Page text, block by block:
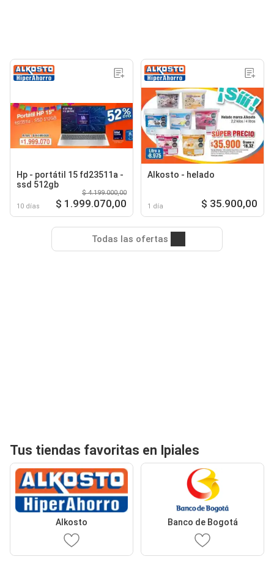
Hp - portátil 15 fd23511a -
ssd 512gb
10 días
$ 4.199.000,00
$ 1.999.070,00
Alkosto - helado
1 día $ 35.900,00
Todas las ofertas
Tus tiendas favoritas en Ipiales
Alkosto Banco de Bogotá